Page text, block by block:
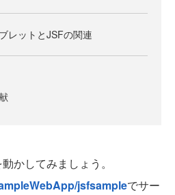
レットとJSFの関連
かしてみましょう。
jsfsampleでサー